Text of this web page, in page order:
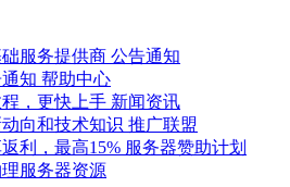
服务提供商 公告通知
知 帮助中心
，更快上手 新闻资讯
向和技术知识 推广联盟
利，最高15% 服务器赞助计划
服务器资源